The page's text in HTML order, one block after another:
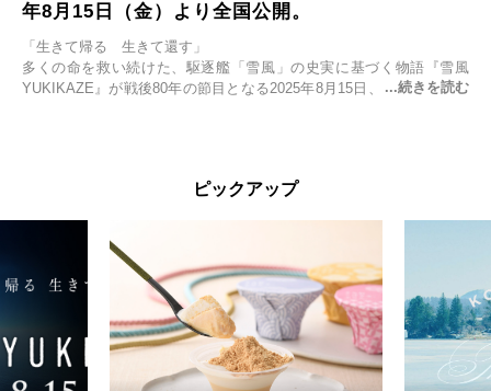
年8月15日（金）より全国公開。
「生きて帰る 生きて還す」
多くの命を救い続けた、駆逐艦「雪風」の史実に基づく物語『雪風
YUKIKAZE』が戦後80年の節目となる2025年8月15日、全国公開され
くの仲間の命を救い帰還させ、戦後まで生き抜き「幸運艦」と呼ばれ
主演は「雪風」の艦長・寺澤一利を演じる竹野内豊。先任伍長・早瀬
幸平を玉木宏が演じるほか、奥平大兼、田中麗奈、石丸幹二、益岡徹
など実力派俳優が共演。そして戦艦大和と運命を共にした帝国海軍・
第二艦隊司令長官、伊藤整一を中井貴一が圧倒的な存在感で演じ切
る。
ピックアップ